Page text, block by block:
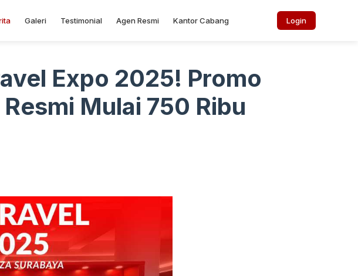
Galeri Testimonial Agen Resmi Kantor Cabang Login
Expo 2025! Promo
Mulai 750 Ribu